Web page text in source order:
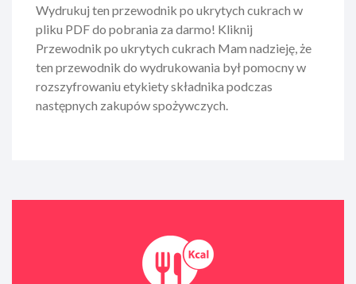
Wydrukuj ten przewodnik po ukrytych cukrach w
pliku PDF do pobrania za darmo! Kliknij
Przewodnik po ukrytych cukrach Mam nadzieję, że
ten przewodnik do wydrukowania był pomocny w
rozszyfrowaniu etykiety składnika podczas
następnych zakupów spożywczych.